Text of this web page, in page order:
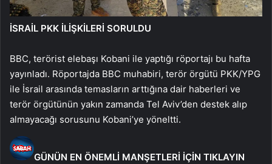
İSRAİL PKK İLİŞKİLERİ SORULDU
BBC, terörist elebaşı Kobani ile yaptığı röportajı bu hafta
yayınladı. Röportajda BBC muhabiri, terör örgütü PKK/YPG
ile İsrail arasında temasların arttığına dair haberleri ve
terör örgütünün yakın zamanda Tel Aviv’den destek alıp
almayacağı sorusunu Kobani’ye yöneltti.
GÜNÜN EN ÖNEMLİ MANŞETLERİ İÇİN TIKLAYIN